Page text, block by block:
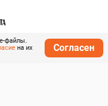
файлы.
на их
Согласен